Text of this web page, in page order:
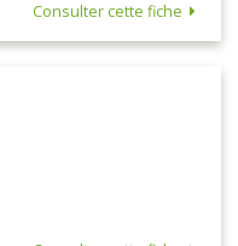
Consulter cette fiche